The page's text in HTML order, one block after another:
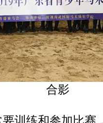
合影